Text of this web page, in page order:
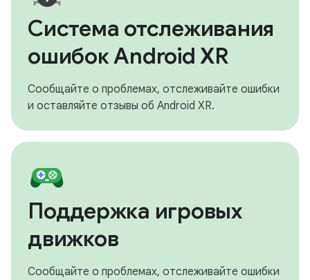
Система отслеживания
ошибок Android XR
Сообщайте о проблемах, отслеживайте ошибки
и оставляйте отзывы об Android XR.
Поддержка игровых
движков
Сообщайте о проблемах, отслеживайте ошибки